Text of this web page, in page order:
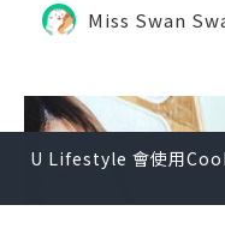
U Lifestyle 會使用
Miss Swan